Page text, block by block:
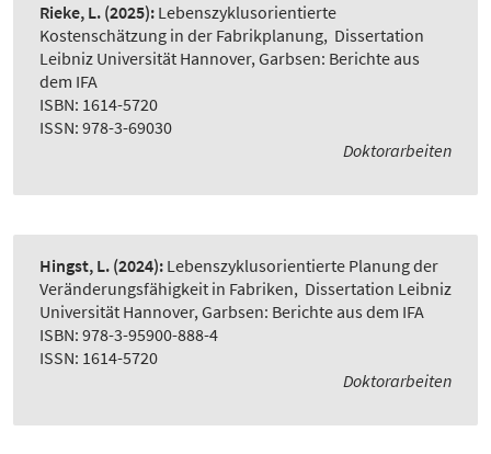
Rieke, L. (2025): Lebenszyklusorientierte
Kostenschätzung in der Fabrikplanung, Dissertation
Leibniz Universität Hannover, Garbsen: Berichte aus
dem IFA
ISBN: 1614-5720
ISSN: 978-3-69030
Doktorarbeiten
Hingst, L. (2024): Lebenszyklusorientierte Planung der
Veränderungsfähigkeit in Fabriken, Dissertation Leibniz
Universität Hannover, Garbsen: Berichte aus dem IFA
ISBN: 978-3-95900-888-4
ISSN: 1614-5720
Doktorarbeiten